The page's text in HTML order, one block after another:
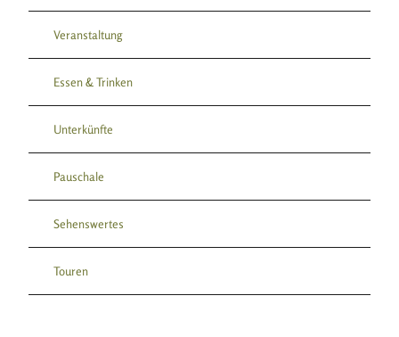
Veranstaltung
Essen & Trinken
Unterkünfte
Pauschale
Sehenswertes
Touren